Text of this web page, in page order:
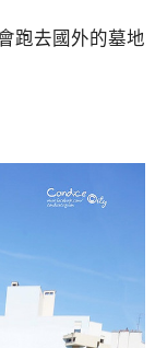
跑去國外的墓地